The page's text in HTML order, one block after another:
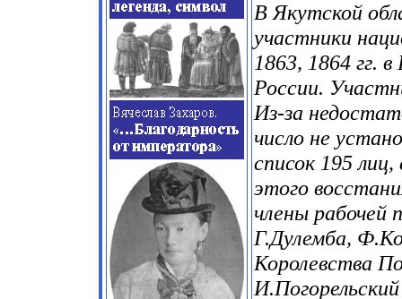
В Якутской
участники
1863, 1864 гг.
России.
Из-за
число не
список 195
этого
члены рабочей
Г.Дулемба,
Королевства